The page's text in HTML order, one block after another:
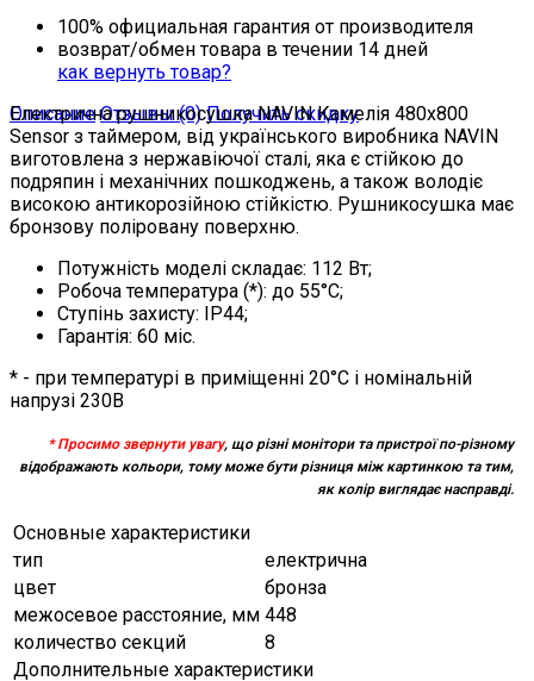
100% официальная гарантия от производителя
возврат/обмен товара в течении 14 дней
как вернуть товар?
Описание Отзывы (0) Получить скидку
Електрична рушникосушка NAVIN Камелія 480х800
Sensor з таймером, від українського виробника NAVIN
виготовлена з нержавіючої сталі, яка є стійкою до
подряпин і механічних пошкоджень, а також володіє
високою антикорозійною стійкістю. Рушникосушка має
бронзову поліровану поверхню.
Потужність моделі складає: 112 Вт;
Робоча температура (*): до 55°C;
Ступінь захисту: IP44;
Гарантія: 60 міс.
* - при температурі в приміщенні 20°С і номінальній
напрузі 230В
* Просимо звернути увагу, що різні монітори та пристрої по-різному
відображають кольори, тому може бути різниця між картинкою та тим,
як колір виглядає насправді.
Основные характеристики
тип
електрична
цвет
бронза
межосевое расстояние, мм 448
количество секций
8
Дополнительные характеристики